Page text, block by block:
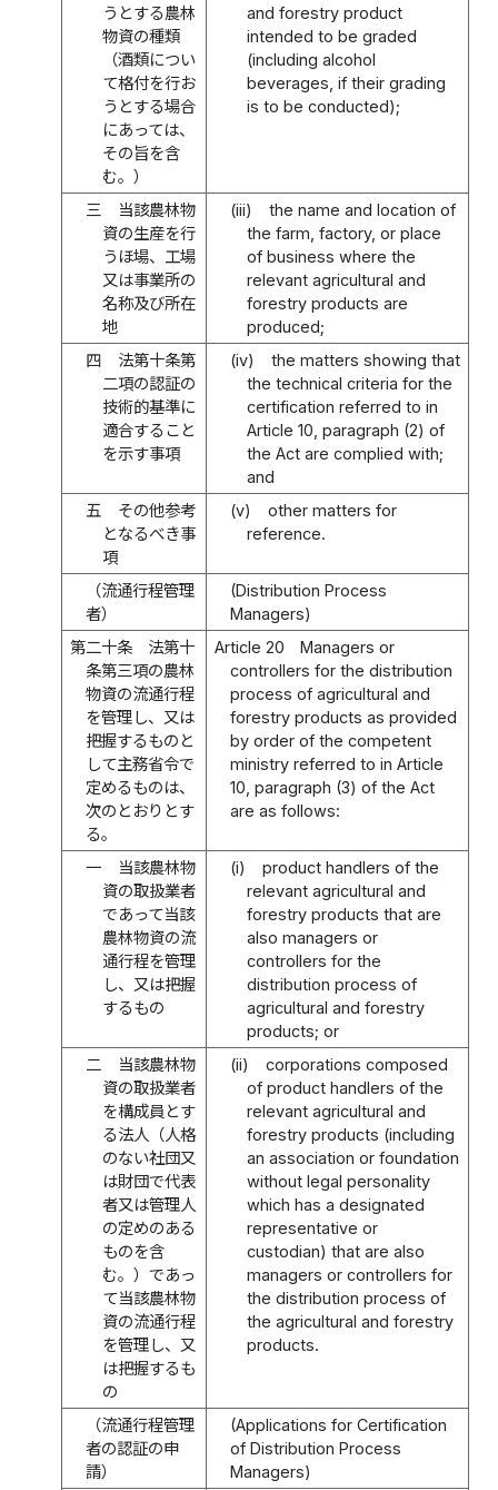
うとする農林
物資の種類
（酒類につい
て格付を行お
うとする場合
にあっては、
その旨を含
む。）
and forestry product
intended to be graded
(including alcohol
beverages, if their grading
is to be conducted);
三
当該農林物
資の生産を行
うほ場、工場
又は事業所の
名称及び所在
地
(iii)
the name and location of
the farm, factory, or place
of business where the
relevant agricultural and
forestry products are
produced;
四
法第十条第
二項の認証の
技術的基準に
適合すること
を示す事項
(iv)
the matters showing that
the technical criteria for the
certification referred to in
Article 10, paragraph (2) of
the Act are complied with;
and
五
その他参考
となるべき事
項
(v)
other matters for
reference.
（流通行程管理
者）
(Distribution Process
Managers)
第二十条
法第十
条第三項の農林
物資の流通行程
を管理し、又は
把握するものと
して主務省令で
定めるものは、
次のとおりとす
る。
Article 20
Managers or
controllers for the distribution
process of agricultural and
forestry products as provided
by order of the competent
ministry referred to in Article
10, paragraph (3) of the Act
are as follows:
一
当該農林物
資の取扱業者
であって当該
農林物資の流
通行程を管理
し、又は把握
するもの
(i)
product handlers of the
relevant agricultural and
forestry products that are
also managers or
controllers for the
distribution process of
agricultural and forestry
products; or
二
当該農林物
資の取扱業者
を構成員とす
る法人（人格
のない社団又
は財団で代表
者又は管理人
の定めのある
ものを含
む。）であっ
て当該農林物
資の流通行程
を管理し、又
は把握するも
の
(ii)
corporations composed
of product handlers of the
relevant agricultural and
forestry products (including
an association or foundation
without legal personality
which has a designated
representative or
custodian) that are also
managers or controllers for
the distribution process of
the agricultural and forestry
products.
（流通行程管理
者の認証の申
請）
(Applications for Certification
of Distribution Process
Managers)